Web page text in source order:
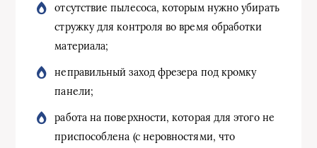
отсутствие пылесоса, которым нужно убирать
стружку для контроля во время обработки
материала;
неправильный заход фрезера под кромку
панели;
работа на поверхности, которая для этого не
приспособлена (с неровностями, что